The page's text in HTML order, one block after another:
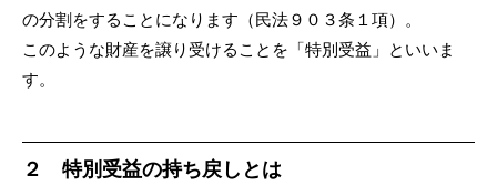
の分割をすることになります（民法９０３条１項）。
このような財産を譲り受けることを「特別受益」といいま
す。
２ 特別受益の持ち戻しとは